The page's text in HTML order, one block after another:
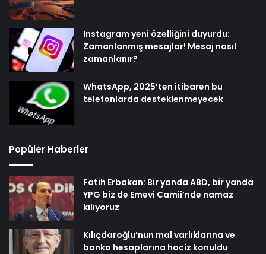
Instagram yeni özelliğini duyurdu:
Zamanlanmış mesajlar! Mesaj nasıl
zamanlanır?
WhatsApp, 2025’ten itibaren bu
telefonlarda desteklenmeyecek
Popüler Haberler
Fatih Erbakan: Bir yanda ABD, bir yanda
YPG biz de Emevi Camii’nde namaz
kılıyoruz
Kılıçdaroğlu’nun mal varlıklarına ve
banka hesaplarına haciz konuldu